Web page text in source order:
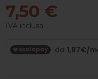
7,50 €
IVA inclusa